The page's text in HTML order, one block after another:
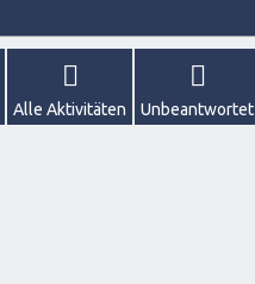
Alle Aktivitäten Unbeantwortet